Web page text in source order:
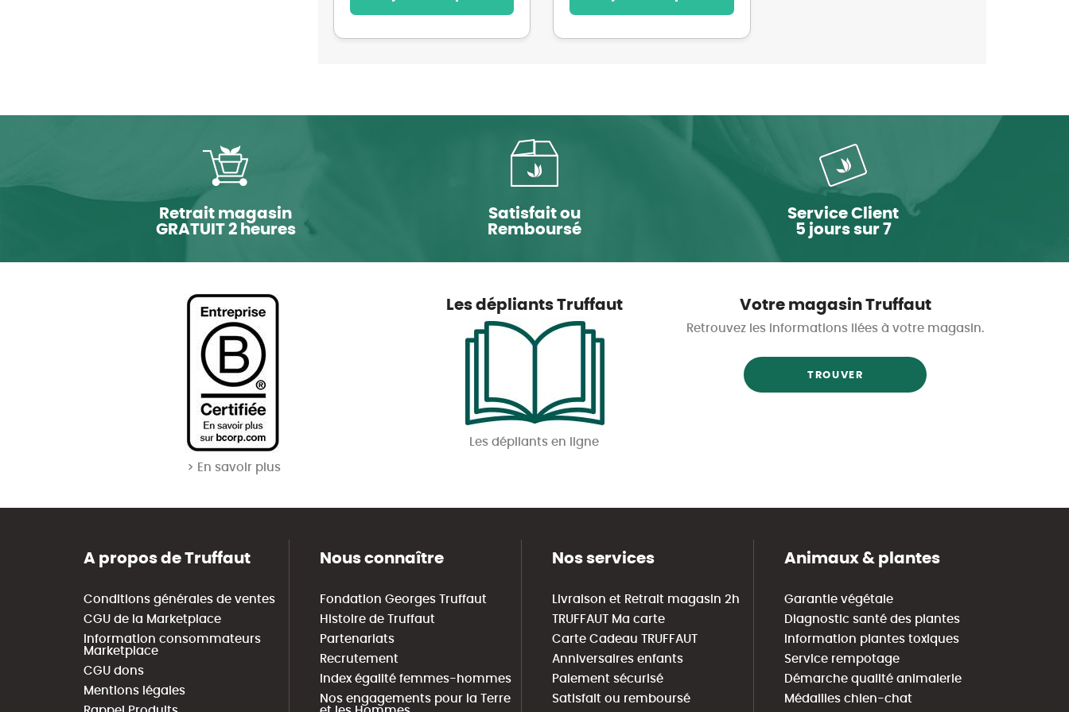
Retrait magasin
GRATUIT 2 heures
Satisfait ou
Remboursé
Service Client
5 jours sur 7
> En savoir plus
Les dépliants Truffaut
Les dépliants en ligne
Votre magasin Truffaut
Retrouvez les informations liées à votre magasin.
TROUVER
A propos de Truffaut
Conditions générales de ventes
CGU de la Marketplace
Information consommateurs
Marketplace
CGU dons
Mentions légales
Nous connaître
Fondation Georges Truffaut
Histoire de Truffaut
Partenariats
Recrutement
Index égalité femmes-hommes
Nos engagements pour la Terre
Nos services
Livraison et Retrait magasin 2h
TRUFFAUT Ma carte
Carte Cadeau TRUFFAUT
Anniversaires enfants
Paiement sécurisé
Satisfait ou remboursé
Animaux & plantes
Garantie végétale
Diagnostic santé des plantes
Information plantes toxiques
Service rempotage
Démarche qualité animalerie
Médailles chien-chat